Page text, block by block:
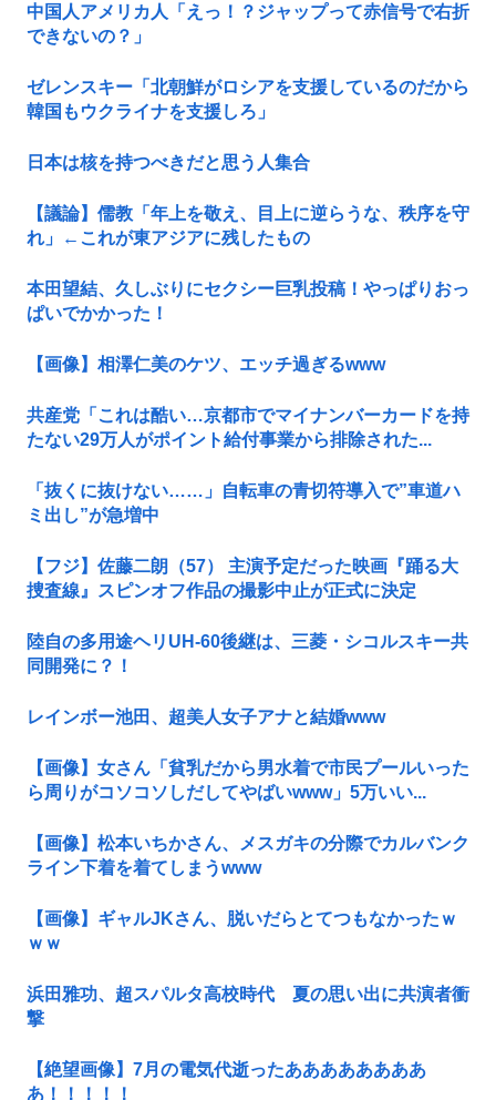
中国人アメリカ人「えっ！？ジャップって赤信号で右折
できないの？」
ゼレンスキー「北朝鮮がロシアを支援しているのだから
韓国もウクライナを支援しろ」
日本は核を持つべきだと思う人集合
【議論】儒教「年上を敬え、目上に逆らうな、秩序を守
れ」←これが東アジアに残したもの
本田望結、久しぶりにセクシー巨乳投稿！やっぱりおっ
ぱいでかかった！
【画像】相澤仁美のケツ、エッチ過ぎるwww
共産党「これは酷い…京都市でマイナンバーカードを持
たない29万人がポイント給付事業から排除された...
「抜くに抜けない……」自転車の青切符導入で”車道ハ
ミ出し”が急増中
【フジ】佐藤二朗（57） 主演予定だった映画『踊る大
捜査線』スピンオフ作品の撮影中止が正式に決定
陸自の多用途ヘリUH-60後継は、三菱・シコルスキー共
同開発に？！
レインボー池田、超美人女子アナと結婚www
【画像】女さん「貧乳だから男水着で市民プールいった
ら周りがコソコソしだしてやばいwww」5万いい...
【画像】松本いちかさん、メスガキの分際でカルバンク
ライン下着を着てしまうwww
【画像】ギャルJKさん、脱いだらとてつもなかったｗ
ｗｗ
浜田雅功、超スパルタ高校時代 夏の思い出に共演者衝
撃
【絶望画像】7月の電気代逝ったああああああああ
あ！！！！！